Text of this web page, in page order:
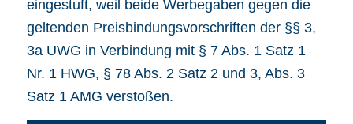
eingestuft, weil beide Werbegaben gegen die
geltenden Preisbindungsvorschriften der §§ 3,
3a UWG in Verbindung mit § 7 Abs. 1 Satz 1
Nr. 1 HWG, § 78 Abs. 2 Satz 2 und 3, Abs. 3
Satz 1 AMG verstoßen.